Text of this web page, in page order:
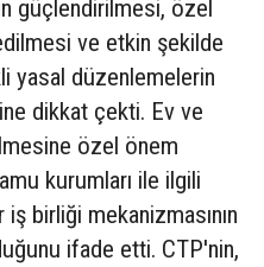
güçlendirilmesi, özel
ve etkin şekilde
yasal düzenlemelerin
dikkat çekti. Ev ve
özel önem
kurumları ile ilgili
birliği mekanizmasının
ifade etti. CTP'nin,